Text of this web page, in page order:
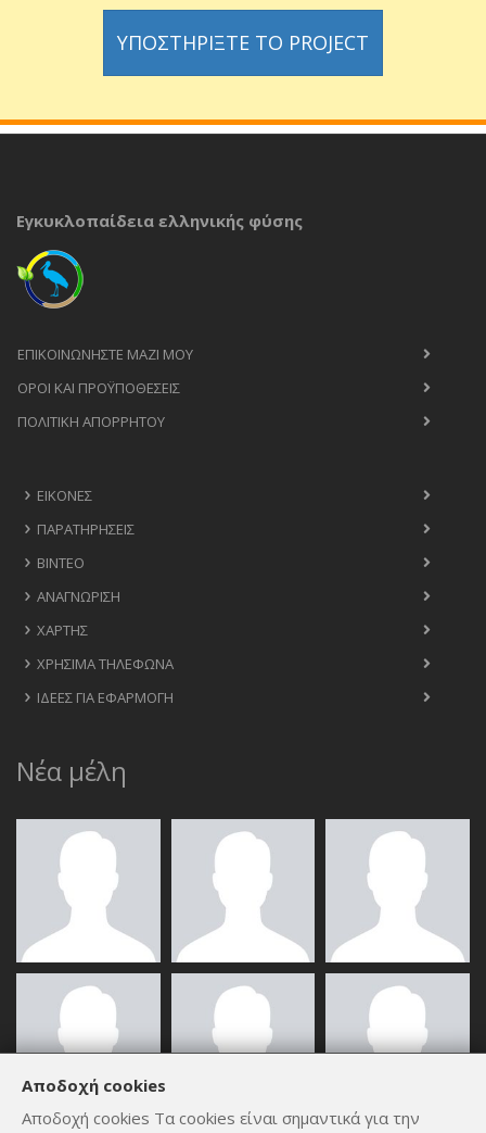
ΥΠΟΣΤΗΡΊΞΤΕ ΤΟ PROJECT
Εγκυκλοπαίδεια ελληνικής φύσης
ΕΠΙΚΟΙΝΩΝΉΣΤΕ ΜΑΖΊ ΜΟΥ
ΟΡΟΙ ΚΑΙ ΠΡΟΫΠΟΘΈΣΕΙΣ
ΠΟΛΙΤΙΚΉ ΑΠΟΡΡΉΤΟΥ
ΕΙΚΌΝΕΣ
ΠΑΡΑΤΗΡΉΣΕΙΣ
ΒΊΝΤΕΟ
ΑΝΑΓΝΏΡΙΣΗ
ΧΆΡΤΗΣ
ΧΡΉΣΙΜΑ ΤΗΛΈΦΩΝΑ
ΙΔΈΕΣ ΓΙΑ ΕΦΑΡΜΟΓΉ
Νέα μέλη
Αποδοχή cookies
Αποδοχή cookies Τα cookies είναι σημαντικά για την